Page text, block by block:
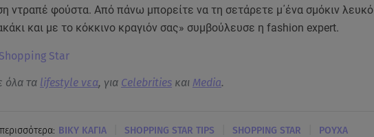
ντραπέ φούστα. Από πάνω μπορείτε να τη σετάρετε μ΄ένα σμόκιν λευκό
και με το κόκκινο κραγιόν σας» συμβούλευσε η fashion expert.
Shopping Star
όλα τα lifestyle νεα, για Celebritiesκαι Media.
ΒΙΚΥ ΚΑΓΙΑ SHOPPING STAR TIPS SHOPPING STAR ΡΟΥΧΑ